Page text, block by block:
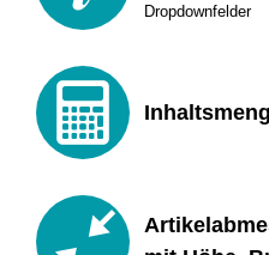
Dropdownfelder